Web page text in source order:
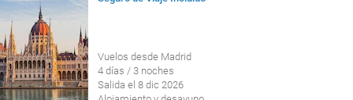
Vuelos desde Madrid
4 días / 3 noches
Salida el 8 dic 2026